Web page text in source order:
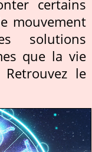
certains
mouvement
solutions
que la vie
le